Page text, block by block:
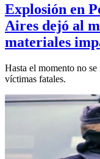
Explosión en
Aires dejó al
materiales
Hasta el momento no
víctimas fatales.